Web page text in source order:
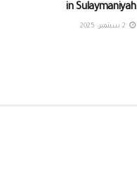
in Sulaymaniyah